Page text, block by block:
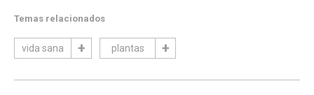
Temas relacionados
vida sana plantas